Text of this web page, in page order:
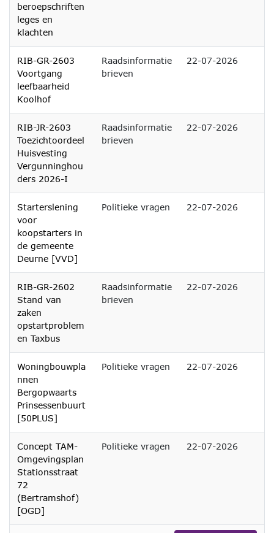
beroepschriften
leges en
klachten
RIB-GR-2603
Voortgang
leefbaarheid
Koolhof
Raadsinformatie
brieven
22-07-2026
RIB-JR-2603
Toezichtoordeel
Huisvesting
Vergunninghou
ders 2026-I
Raadsinformatie
brieven
22-07-2026
Starterslening
voor
koopstarters in
de gemeente
Deurne [VVD]
Politieke vragen 22-07-2026
RIB-GR-2602
Stand van
zaken
opstartproblem
en Taxbus
Raadsinformatie
brieven
22-07-2026
Woningbouwpla
nnen
Bergopwaarts
Prinsessenbuurt
[50PLUS]
Politieke vragen 22-07-2026
Concept TAM-
Omgevingsplan
Stationsstraat
72
(Bertramshof)
[OGD]
Politieke vragen 22-07-2026